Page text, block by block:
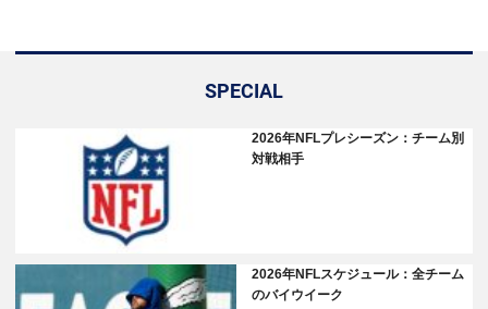
SPECIAL
2026年NFLプレシーズン：チーム別
対戦相手
2026年NFLスケジュール：全チーム
のバイウイーク